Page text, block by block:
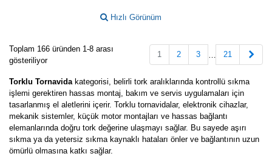
Hızlı Görünüm
Toplam 166 üründen 1-8 arası
gösteriliyor
1 2 3 21
Torklu Tornavidakategorisi, belirli tork aralıklarında kontrollü sıkma
işlemi gerektiren hassas montaj, bakım ve servis uygulamaları için
tasarlanmış el aletlerini içerir. Torklu tornavidalar, elektronik cihazlar,
mekanik sistemler, küçük motor montajları ve hassas bağlantı
elemanlarında doğru tork değerine ulaşmayı sağlar. Bu sayede aşırı
sıkma ya da yetersiz sıkma kaynaklı hataları önler ve bağlantının uzun
ömürlü olmasına katkı sağlar.